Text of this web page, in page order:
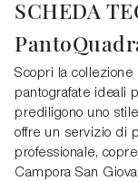
SCHEDA
Scopri la collezione
pantografate ideali
prediligono uno
offre un servizio di
professionale,
Campora San